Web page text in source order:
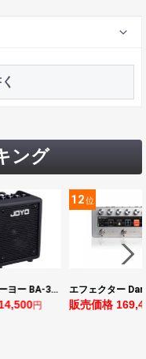
ング
JOYO ジョーヨー BA-30 VIBE CUBE BLK 30W 小型ベースアンプ Bluetooth+OTGオーディオI/F搭載
円
12
エフェクター Darkglass Electronics Anagram ベースエフェクター プリアンプ ダークグラス アナグラム
販売価格 169,400円